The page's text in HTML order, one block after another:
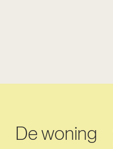
De woning